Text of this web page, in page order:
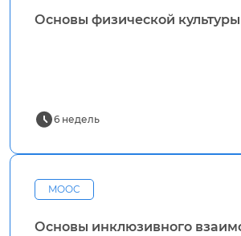
Основы физической культуры
6 недель
MOOC
Основы инклюзивного